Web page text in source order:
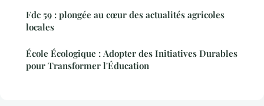
Fdc 59 : plongée au cœur des actualités agricoles
locales
École Écologique : Adopter des Initiatives Durables
pour Transformer l'Éducation